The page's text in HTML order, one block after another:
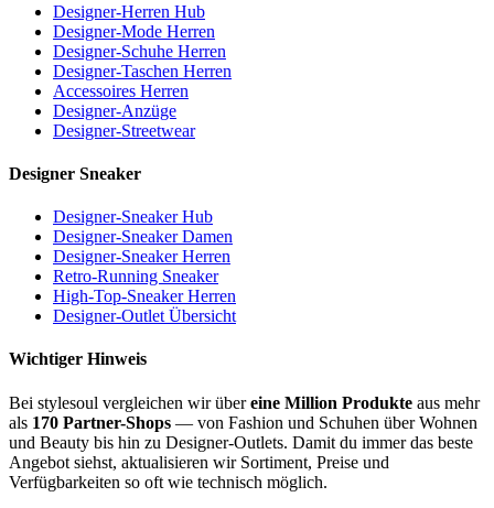
Designer-Herren Hub
Designer-Mode Herren
Designer-Schuhe Herren
Designer-Taschen Herren
Accessoires Herren
Designer-Anzüge
Designer-Streetwear
Designer Sneaker
Designer-Sneaker Hub
Designer-Sneaker Damen
Designer-Sneaker Herren
Retro-Running Sneaker
High-Top-Sneaker Herren
Designer-Outlet Übersicht
Wichtiger Hinweis
Bei stylesoul vergleichen wir übereine Million Produkte aus mehr
als 170 Partner-Shops — von Fashion und Schuhen über Wohnen
und Beauty bis hin zu Designer-Outlets. Damit du immer das beste
Angebot siehst, aktualisieren wir Sortiment, Preise und
Verfügbarkeiten so oft wie technisch möglich.